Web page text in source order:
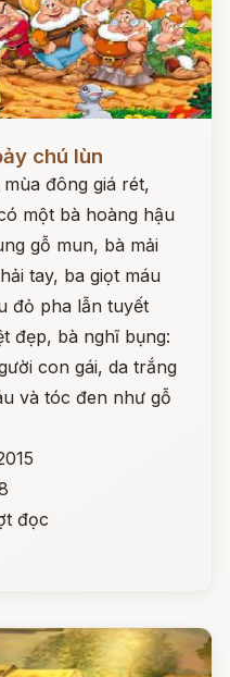
chú lùn
đông giá rét,
một bà hoàng hậu
gỗ mun, bà mải
tay, ba giọt máu
đỏ pha lẫn tuyết
đẹp, bà nghĩ bụng:
con gái, da trắng
và tóc đen như gỗ
đọc